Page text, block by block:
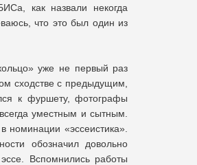
как назвали некогда
что это был один из
уже не первый раз
сходстве с предыдущим,
к фуршету, фотографы
уместным и сытным.
«эссеистика».
обозначил довольно
Вспомнились работы